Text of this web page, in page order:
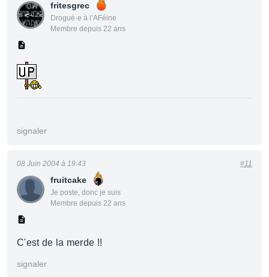
fritesgrec
Drogué·e à l’AFéine
Membre depuis 22 ans
signaler
fruitcake
Je poste, donc je suis
Membre depuis 22 ans
08 Juin 2004 à 19:43 #11
C'est de la merde !!
signaler